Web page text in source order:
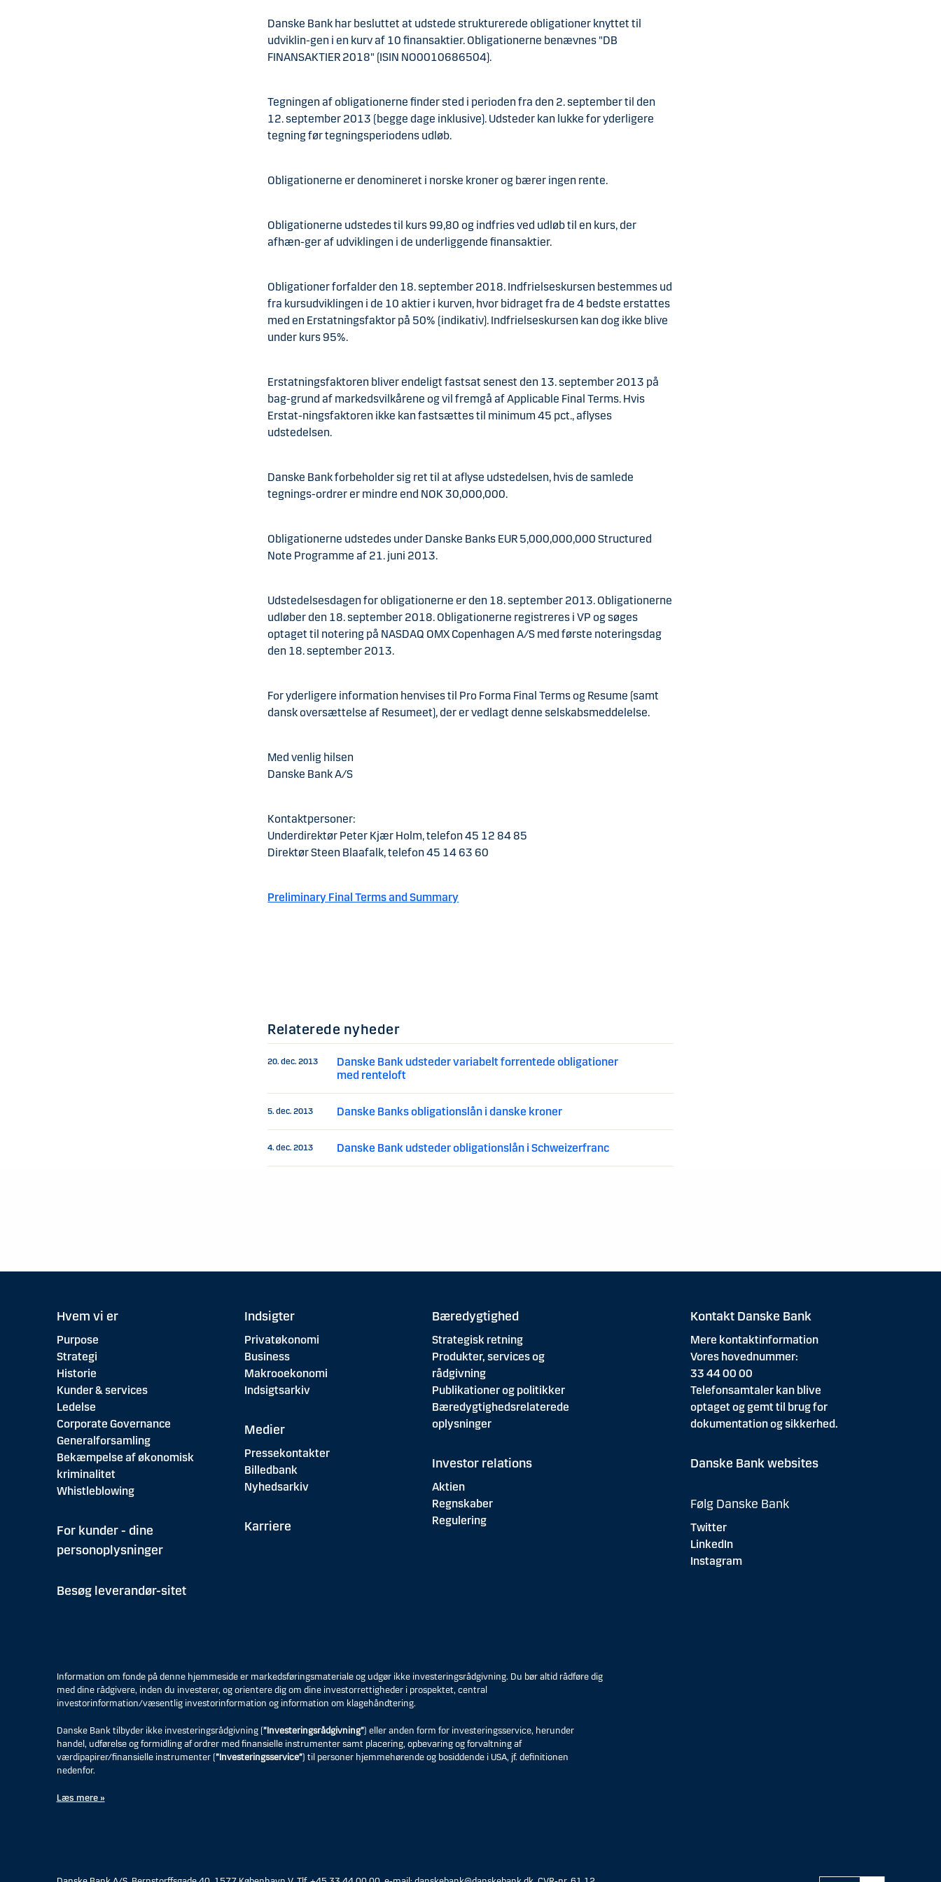
Danske Bank har besluttet at udstede strukturerede obligationer knyttet til
udviklin-gen i en kurv af 10 finansaktier. Obligationerne benævnes "DB
FINANSAKTIER 2018" (ISIN NO0010686504).
Tegningen af obligationerne finder sted i perioden fra den 2. september til den
12. september 2013 (begge dage inklusive). Udsteder kan lukke for yderligere
tegning før tegningsperiodens udløb.
Obligationerne er denomineret i norske kroner og bærer ingen rente.
Obligationerne udstedes til kurs 99,80 og indfries ved udløb til en kurs, der
afhæn-ger af udviklingen i de underliggende finansaktier.
Obligationer forfalder den 18. september 2018. Indfrielseskursen bestemmes ud
fra kursudviklingen i de 10 aktier i kurven, hvor bidraget fra de 4 bedste erstattes
med en Erstatningsfaktor på 50% (indikativ). Indfrielseskursen kan dog ikke blive
under kurs 95%.
Erstatningsfaktoren bliver endeligt fastsat senest den 13. september 2013 på
bag-grund af markedsvilkårene og vil fremgå af Applicable Final Terms. Hvis
Erstat-ningsfaktoren ikke kan fastsættes til minimum 45 pct., aflyses
udstedelsen.
Danske Bank forbeholder sig ret til at aflyse udstedelsen, hvis de samlede
tegnings-ordrer er mindre end NOK 30,000,000.
Obligationerne udstedes under Danske Banks EUR 5,000,000,000 Structured
Note Programme af 21. juni 2013.
Udstedelsesdagen for obligationerne er den 18. september 2013. Obligationerne
udløber den 18. september 2018. Obligationerne registreres i VP og søges
optaget til notering på NASDAQ OMX Copenhagen A/S med første noteringsdag
den 18. september 2013.
For yderligere information henvises til Pro Forma Final Terms og Resume (samt
dansk oversættelse af Resumeet), der er vedlagt denne selskabsmeddelelse.
Med venlig hilsen
Danske Bank A/S
Kontaktpersoner:
Underdirektør Peter Kjær Holm, telefon 45 12 84 85
Direktør Steen Blaafalk, telefon 45 14 63 60
Preliminary Final Terms and Summary
Relaterede nyheder
20. dec. 2013
Danske Bank udsteder variabelt forrentede obligationer
med renteloft
5. dec. 2013 Danske Banks obligationslån i danske kroner
4. dec. 2013 Danske Bank udsteder obligationslån i Schweizerfranc
Hvem vi er
Purpose
Strategi
Historie
Kunder & services
Ledelse
Corporate Governance
Generalforsamling
Bekæmpelse af økonomisk
kriminalitet
Whistleblowing
For kunder - dine
personoplysninger
Besøg leverandør-sitet
Indsigter
Privatøkonomi
Business
Makrooekonomi
Indsigtsarkiv
Medier
Pressekontakter
Billedbank
Nyhedsarkiv
Karriere
Bæredygtighed
Strategisk retning
Produkter, services og
rådgivning
Publikationer og politikker
Bæredygtighedsrelaterede
oplysninger
Investor relations
Aktien
Regnskaber
Regulering
Kontakt Danske Bank
Mere kontaktinformation
Vores hovednummer:
33 44 00 00
Telefonsamtaler kan blive
optaget og gemt til brug for
dokumentation og sikkerhed.
Danske Bank websites
Følg Danske Bank
Twitter
LinkedIn
Instagram
Information om fonde på denne hjemmeside er markedsføringsmateriale og udgør ikke investeringsrådgivning. Du bør altid rådføre dig
med dine rådgivere, inden du investerer, og orientere dig om dine investorrettigheder i prospektet, central
investorinformation/væsentlig investorinformation og information om klagehåndtering.
Danske Bank tilbyder ikke investeringsrådgivning (”Investeringsrådgivning”) eller anden form for investeringsservice, herunder
handel, udførelse og formidling af ordrer med finansielle instrumenter samt placering, opbevaring og forvaltning af
værdipapirer/finansielle instrumenter (”Investeringsservice”) til personer hjemmehørende og bosiddende i USA, jf. definitionen
nedenfor.
Læs mere »